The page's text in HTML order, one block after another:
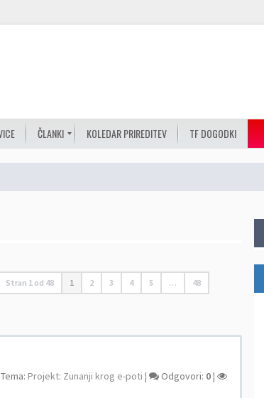
ČLANKI KOLEDAR PRIREDITEV TF DOGODKI
Stran 1od 48 1 2 3 4 5 … 48
Tema: Projekt: Zunanji krog e-poti ¦ Odgovori: 0¦